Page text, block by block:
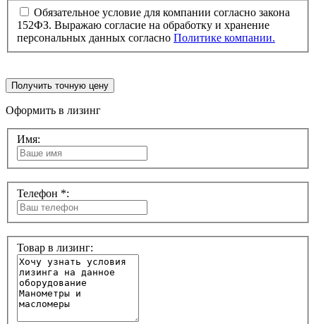
Обязательное условие для компании согласно закона
152ФЗ. Выражаю согласие на обработку и хранение
персональных данных согласно Политике компании.
Получить точную цену
Оформить в лизинг
Имя:
Телефон *:
Товар в лизинг: